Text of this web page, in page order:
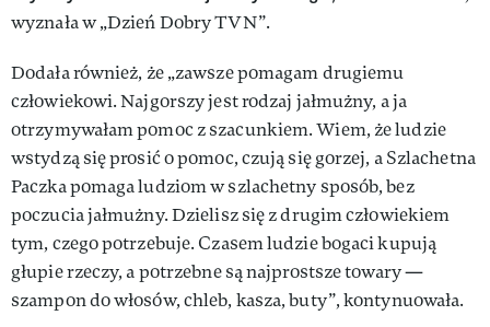
wyznała w „Dzień Dobry TVN”.
Dodała również, że „zawsze pomagam drugiemu
człowiekowi. Najgorszy jest rodzaj jałmużny, a ja
otrzymywałam pomoc z szacunkiem. Wiem, że ludzie
wstydzą się prosić o pomoc, czują się gorzej, a Szlachetna
Paczka pomaga ludziom w szlachetny sposób, bez
poczucia jałmużny. Dzielisz się z drugim człowiekiem
tym, czego potrzebuje. Czasem ludzie bogaci kupują
głupie rzeczy, a potrzebne są najprostsze towary —
szampon do włosów, chleb, kasza, buty”, kontynuowała.